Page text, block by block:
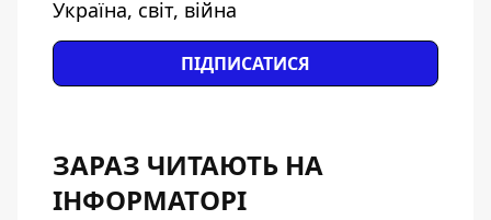
Україна, світ, війна
ПІДПИСАТИСЯ
ЗАРАЗ ЧИТАЮТЬ НА
ІНФОРМАТОРІ